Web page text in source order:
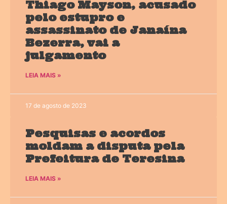
Thiago Mayson, acusado
pelo estupro e
assassinato de Janaína
Bezerra, vai a
julgamento
LEIA MAIS »
17 de agosto de 2023
Pesquisas e acordos
moldam a disputa pela
Prefeitura de Teresina
LEIA MAIS »